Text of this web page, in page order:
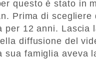
questo è stato in
Prima di scegliere
12 anni. Lascia
diffusione del
famiglia aveva